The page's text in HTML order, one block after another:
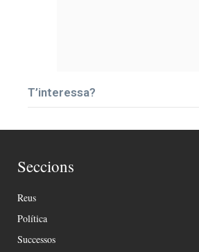
T’interessa?
Seccions
Reus
Política
Successos